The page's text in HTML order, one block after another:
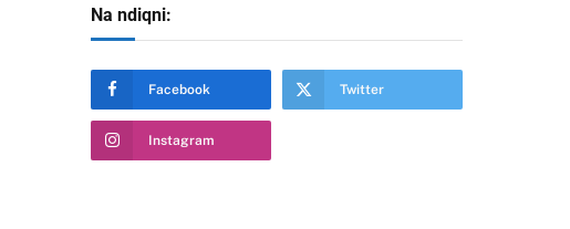
Na ndiqni:
Facebook Twitter
Instagram